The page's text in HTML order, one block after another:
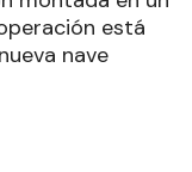
está
nave